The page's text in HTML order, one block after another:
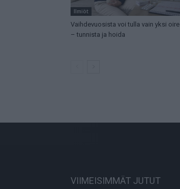
Ilmiöt
Vaihdevuosista voi tulla vain yksi oire
– tunnista ja hoida
VIIMEISIMMÄT JUTUT